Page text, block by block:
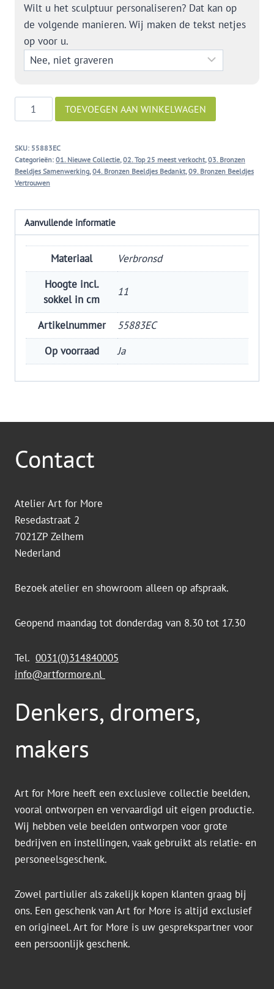
Wilt u het sculptuur personaliseren? Dat kan op
de volgende manieren. Wij maken de tekst netjes
op voor u.
Dankjewel
aantal
TOEVOEGEN AAN WINKELWAGEN
SKU: 55883EC
Categorieën: 01. Nieuwe Collectie,02. Top 25 meest verkocht,03. Bronzen
Beeldjes Samenwerking,04. Bronzen Beeldjes Bedankt,09. Bronzen Beeldjes
Vertrouwen
Aanvullende informatie
Materiaal
Verbronsd
Hoogte incl.
sokkel in cm
11
Artikelnummer
55883EC
Op voorraad
Ja
Contact
Atelier Art for More
Resedastraat 2
7021ZP Zelhem
Nederland
Bezoek atelier en showroom alleen op afspraak.
Geopend maandag tot donderdag van 8.30 tot 17.30
Tel. 0031(0)314840005
info@artformore.nl
Denkers, dromers,
makers
Art for More heeft een exclusieve collectie beelden,
vooral ontworpen en vervaardigd uit eigen productie.
Wij hebben vele beelden ontworpen voor grote
bedrijven en instellingen, vaak gebruikt als relatie- en
personeelsgeschenk.
Zowel partiulier als zakelijk kopen klanten graag bij
ons. Een geschenk van Art for More is altijd exclusief
en origineel. Art for More is uw gesprekspartner voor
een persoonlijk geschenk.